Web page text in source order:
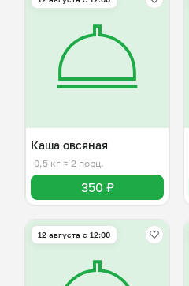
Каша овсяная
0,5 кг ≈ 2 порц.
350 ₽
12 августа с 12:00